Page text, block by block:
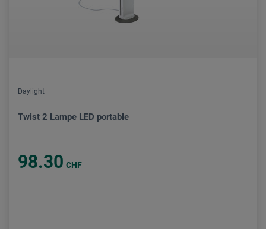
Daylight
Twist 2 Lampe LED portable
98.30 CHF